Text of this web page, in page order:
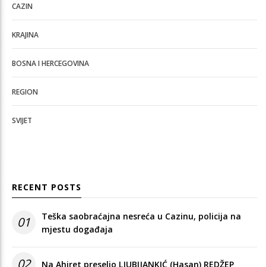
CAZIN
KRAJINA
BOSNA I HERCEGOVINA
REGION
SVIJET
RECENT POSTS
01
Teška saobraćajna nesreća u Cazinu, policija na
mjestu događaja
02 Na Ahiret preselio LJUBIJANKIĆ (Hasan) REDŽEP